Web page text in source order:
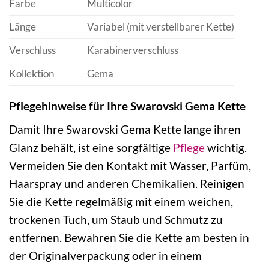
Farbe
Multicolor
Länge
Variabel (mit verstellbarer Kette)
Verschluss
Karabinerverschluss
Kollektion
Gema
Pflegehinweise für Ihre Swarovski Gema Kette
Damit Ihre Swarovski Gema Kette lange ihren
Glanz behält, ist eine sorgfältige Pflegewichtig.
Vermeiden Sie den Kontakt mit Wasser, Parfüm,
Haarspray und anderen Chemikalien. Reinigen
Sie die Kette regelmäßig mit einem weichen,
trockenen Tuch, um Staub und Schmutz zu
entfernen. Bewahren Sie die Kette am besten in
der Originalverpackung oder in einem